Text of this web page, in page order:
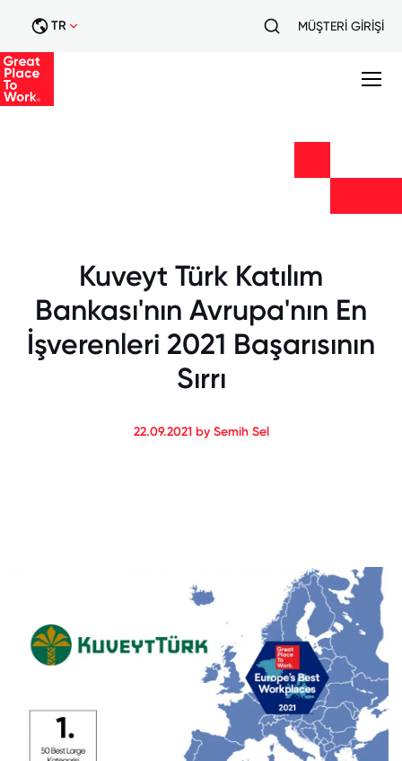
TR MÜŞTERİ GİRİŞİ
Kuveyt Türk Katılım
Bankası'nın Avrupa'nın En
İşverenleri 2021 Başarısının
Sırrı
22.09.2021 by Semih Sel